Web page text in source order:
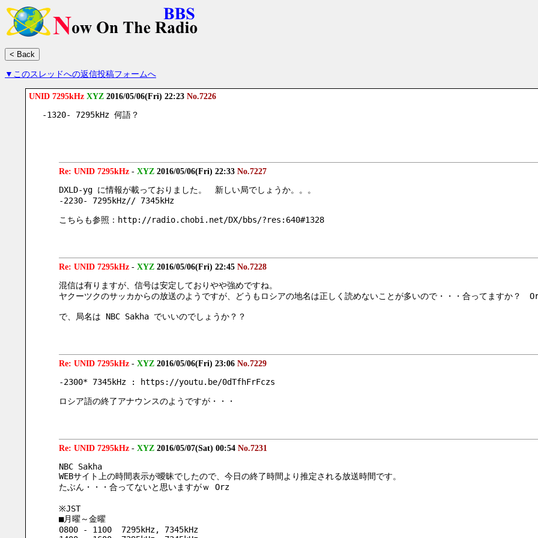
▼このスレッドへの返信投稿フォームへ
UNID 7295kHz XYZ 2016/05/06(Fri) 22:23 No.7226
-1320- 7295kHz 何語？
Re: UNID 7295kHz- XYZ 2016/05/06(Fri) 22:33 No.7227
DXLD-yg に情報が載っておりました。　新しい局でしょうか。。。
-2230- 7295kHz// 7345kHz
こちらも参照：http://radio.chobi.net/DX/bbs/?res:640#1328
Re: UNID 7295kHz- XYZ 2016/05/06(Fri) 22:45 No.7228
混信は有りますが、信号は安定しておりやや強めですね。
ヤクーツクのサッカからの放送のようですが、どうもロシアの地名は正しく読めないことが多いので・・・合ってますか？　
で、局名は NBC Sakha でいいのでしょうか？？
Re: UNID 7295kHz- XYZ 2016/05/06(Fri) 23:06 No.7229
-2300* 7345kHz : https://youtu.be/0dTfhFrFczs
ロシア語の終了アナウンスのようですが・・・
Re: UNID 7295kHz- XYZ 2016/05/07(Sat) 00:54 No.7231
NBC Sakha
WEBサイト上の時間表示が曖昧でしたので、今日の終了時間より推定される放送時間です。
たぶん・・・合ってないと思いますがｗ Orz
※JST
■月曜～金曜
0800 - 1100  7295kHz, 7345kHz